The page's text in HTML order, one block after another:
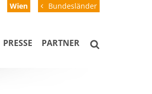
Wien Bundesländer
PRESSE PARTNER